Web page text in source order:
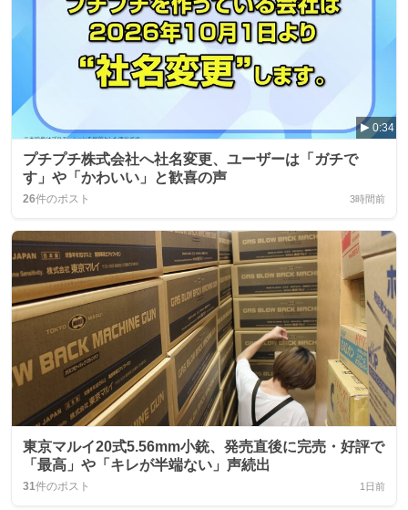
0:34
プチプチ株式会社へ社名変更、ユーザーは「ガチで
す」や「かわいい」と歓喜の声
26件のポスト 3時間前
東京マルイ20式5.56mm小銃、発売直後に完売・好評で
「最高」や「キレが半端ない」声続出
31件のポスト 1日前